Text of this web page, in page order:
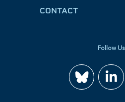
CONTACT
Follow Us
Join